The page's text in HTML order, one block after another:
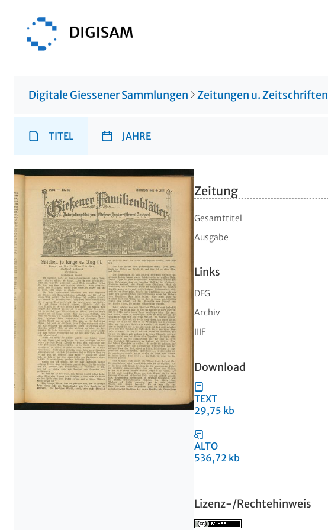
Digitale Giessener Sammlungen Zeitungen u. Zeitschriften
TITEL JAHRE
Zeitung
Gesamttitel
Ausgabe
Links
DFG
Archiv
IIIF
Download
TEXT
29,75 kb
ALTO
536,72 kb
Lizenz-/Rechtehinweis